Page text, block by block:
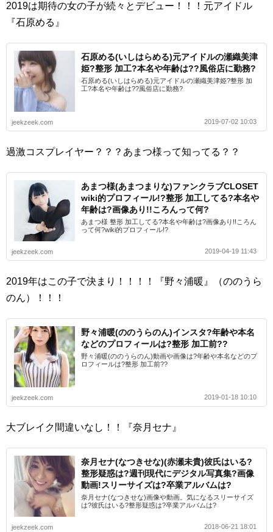
2019は期待の女の子が続々とデビュー！！！元アイドル
『石原める』
石原める(いしはらめる)元アイドルの瀬織美津
姫?整形 加工?本名や年齢は??風俗店に勤務?
石原める(いしはらめる)元アイドルの瀬織美津姫?整形 加
工?本名や年齢は??風俗店に勤務?
jeekzeek.com 2019-07-02 10:03
過激コスプレイヤー？？？あまつ様って知ってる？？
あまつ様(あまつまりな)ファンクラブCLOSET
wiki的プロフィール!?整形 加工してる?本名や
年齢は?画像あり!!ころんって何?
あまつ様 整形 加工してる?本名や年齢は?画像あり!!ころん
って何?wiki的プロフィール!?
jeekzeek.com 2019-04-19 11:43
2019年はこの子で決まり！！！！『野々浦暖』（ののうら
のん）！！！
野々浦暖(ののうらのん)インスタ?年齢や本名
などのプロフィールは?整形 加工前??
野々浦暖(ののうらのん)動画や画像は?年齢や本名などのプ
ロフィールは?整形 加工前??
jeekzeek.com 2019-01-18 10:10
大ブレイク間違いなし！！『奈月セナ』
奈月セナ(なつきせな)(赤瀬未貴)彼氏はいる?
整形疑惑は?週刊現代にデジタル写真集?画像
動画!スリーサイズは?卒業アルバムは?
奈月セナ(なつきせな)画像や動画。気になるスリーサイズ
は?彼氏はいる?整形疑惑は?卒業アルバムは?
jeekzeek.com 2018-06-21 18:01